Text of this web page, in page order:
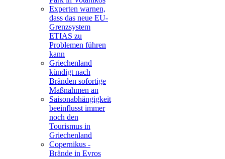
Experten warnen,
dass das neue EU-
Grenzsystem
ETIAS zu
Problemen führen
kann
Griechenland
kündigt nach
Bränden sofortige
Maßnahmen an
Saisonabhängigkeit
beeinflusst immer
noch den
Tourismus in
Griechenland
Copernikus -
Brände in Evros